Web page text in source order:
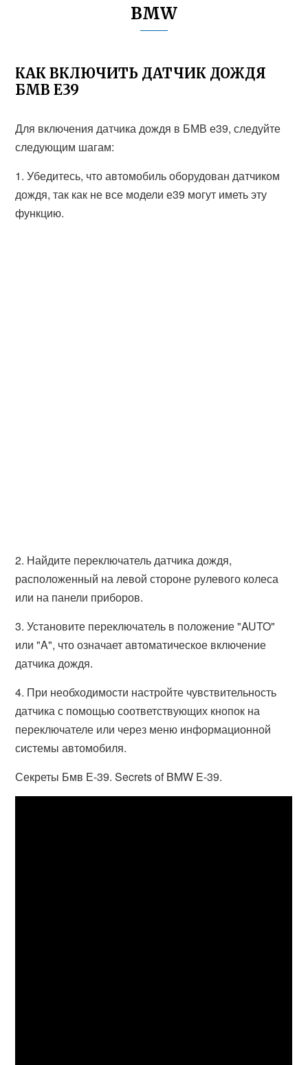
BMW
КАК ВКЛЮЧИТЬ ДАТЧИК ДОЖДЯ
БМВ Е39
Для включения датчика дождя в БМВ е39, следуйте
следующим шагам:
1. Убедитесь, что автомобиль оборудован датчиком
дождя, так как не все модели е39 могут иметь эту
функцию.
2. Найдите переключатель датчика дождя,
расположенный на левой стороне рулевого колеса
или на панели приборов.
3. Установите переключатель в положение "AUTO"
или "A", что означает автоматическое включение
датчика дождя.
4. При необходимости настройте чувствительность
датчика с помощью соответствующих кнопок на
переключателе или через меню информационной
системы автомобиля.
Секреты Бмв Е-39. Secrets of BMW E-39.